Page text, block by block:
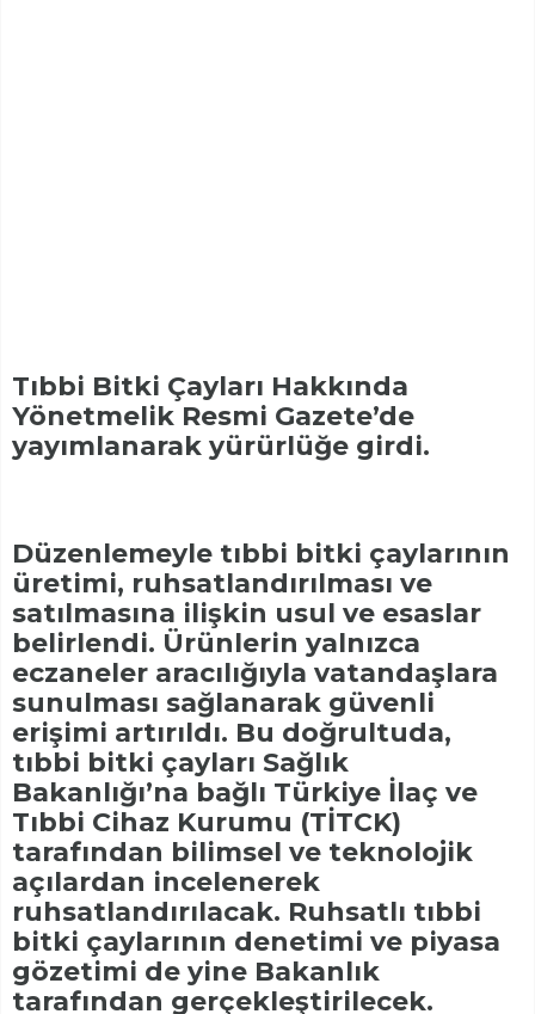
Tıbbi Bitki Çayları Hakkında
Yönetmelik Resmi Gazete’de
yayımlanarak yürürlüğe girdi.
Düzenlemeyle tıbbi bitki çaylarının
üretimi, ruhsatlandırılması ve
satılmasına ilişkin usul ve esaslar
belirlendi. Ürünlerin yalnızca
eczaneler aracılığıyla vatandaşlara
sunulması sağlanarak güvenli
erişimi artırıldı. Bu doğrultuda,
tıbbi bitki çayları Sağlık
Bakanlığı’na bağlı Türkiye İlaç ve
Tıbbi Cihaz Kurumu (TİTCK)
tarafından bilimsel ve teknolojik
açılardan incelenerek
ruhsatlandırılacak. Ruhsatlı tıbbi
bitki çaylarının denetimi ve piyasa
gözetimi de yine Bakanlık
tarafından gerçekleştirilecek.